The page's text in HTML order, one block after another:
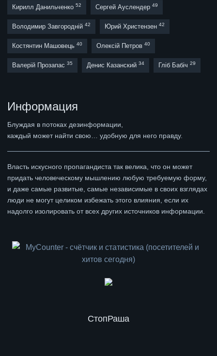
Кирилл Данильченко 52 Сергей Ауслендер 49
Володимир Завгородній 42 Юрий Христензен 42
Костянтин Машовець 40 Олексій Петров 40
Валерій Прозапас 35 Денис Казанский 34 Гліб Бабіч 29
Информация
Блуждая в потоках дезинформации,
каждый может найти свою… удобную для него правду.
Власть искусного пропагандиста так велика, что он может
придать человеческому мышлению любую требуемую форму,
и даже самые развитые, самые независимые в своих взглядах
люди не могут целиком избежать этого влияния, если их
надолго изолировать от всех других источников информации.
СтопРаша